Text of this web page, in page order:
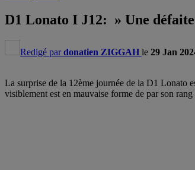
D1 Lonato I J12: » Une
Redigé par donatien ZIGGAH le 29 Jan
La surprise de la 12ème journée de la D1 Lonato
visiblement est en mauvaise forme de par son rang